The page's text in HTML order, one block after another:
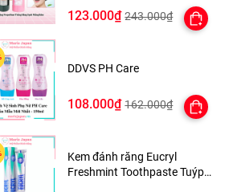
123.000₫ 243.000₫
DDVS PH Care
108.000₫ 162.000₫
Kem đánh răng Eucryl
Freshmint Toothpaste Tuýp